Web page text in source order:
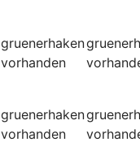
gruenerhaken
vorhanden
gruenerhaken
vorhanden